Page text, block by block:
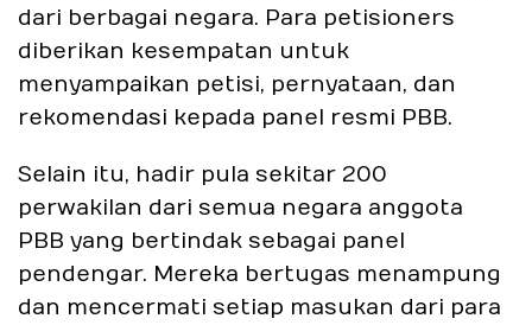
dari berbagai negara. Para petisioners
diberikan kesempatan untuk
menyampaikan petisi, pernyataan, dan
rekomendasi kepada panel resmi PBB.
Selain itu, hadir pula sekitar 200
perwakilan dari semua negara anggota
PBB yang bertindak sebagai panel
pendengar. Mereka bertugas menampung
dan mencermati setiap masukan dari para